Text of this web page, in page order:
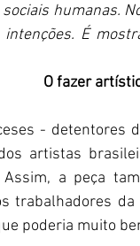
humanas.
É
O fazer
-
artistas
Assim, a peça
trabalhadores
poderia muito